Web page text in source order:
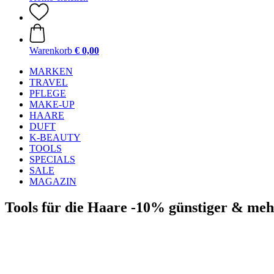
Warenkorb € 0,00
MARKEN
TRAVEL
PFLEGE
MAKE-UP
HAARE
DUFT
K-BEAUTY
TOOLS
SPECIALS
SALE
MAGAZIN
Tools für die Haare -10% günstiger &